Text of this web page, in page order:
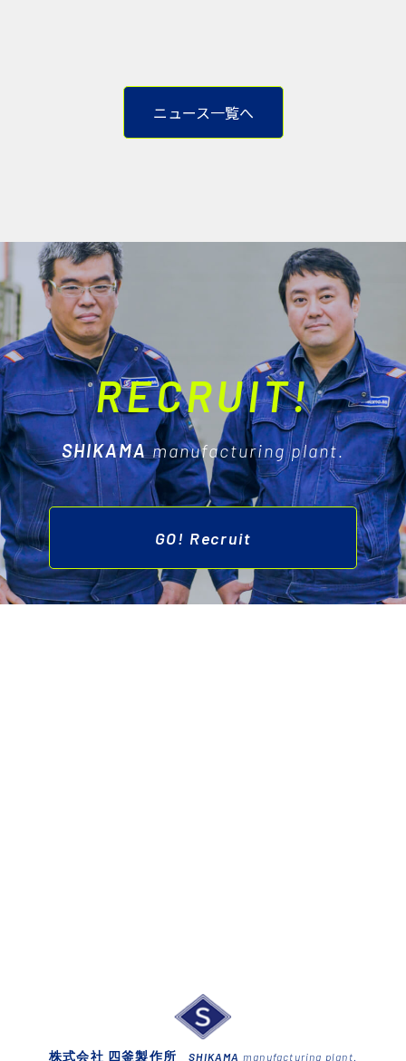
ニュース一覧へ
RECRUIT!
SHIKAMAmanufacturing plant.
GO! Recruit
株式会社 四釜製作所 SHIKAMA manufacturing plant.